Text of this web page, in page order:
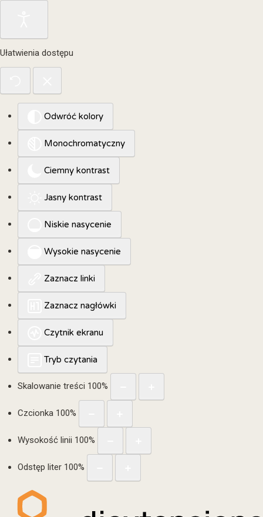
Ułatwienia dostępu
Odwróć kolory
Monochromatyczny
Ciemny kontrast
Jasny kontrast
Niskie nasycenie
Wysokie nasycenie
Zaznacz linki
Zaznacz nagłówki
Czytnik ekranu
Tryb czytania
Skalowanie treści 100%
Czcionka 100%
Wysokość linii 100%
Odstęp liter 100%